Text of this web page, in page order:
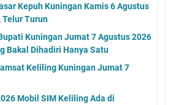
Kepuh Kuningan Kamis 6 Agustus
Telur Turun
Kuningan Jumat 7 Agustus 2026
Bakal Dihadiri Hanya Satu
Keliling Kuningan Jumat 7
Mobil SIM Keliling Ada di